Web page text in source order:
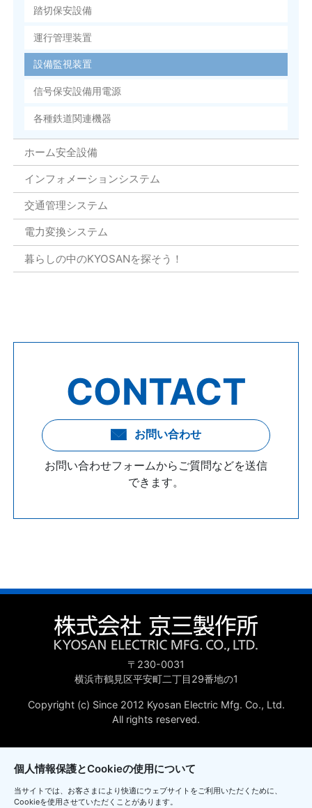
踏切保安設備
運行管理装置
設備監視装置
信号保安設備用電源
各種鉄道関連機器
ホーム安全設備
インフォメーションシステム
交通管理システム
電力変換システム
暮らしの中のKYOSANを探そう！
CONTACT
お問い合わせ
お問い合わせフォームからご質問などを送信
できます。
〒230-0031
横浜市鶴見区平安町二丁目29番地の1
Copyright (c) Since 2012 Kyosan Electric Mfg. Co., Ltd.
All rights reserved.
個人情報保護とCookieの使用について
当サイトでは、お客さまにより快適にウェブサイトをご利用いただくために、
Cookieを使用させていただくことがあります。